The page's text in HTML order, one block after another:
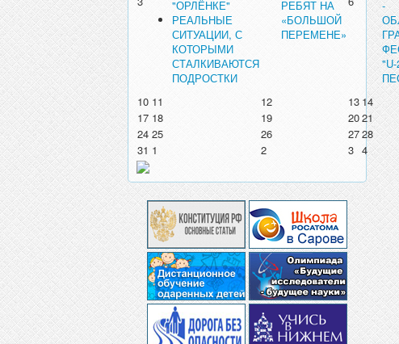
"ОРЛЁНКЕ"
РЕАЛЬНЫЕ
СИТУАЦИИ, С
КОТОРЫМИ
СТАЛКИВАЮТСЯ
ПОДРОСТКИ
РЕБЯТ НА
«БОЛЬШОЙ
ПЕРЕМЕНЕ»
-
10 11 12 13 14
17 18 19 2021
24 25 26 2728
31 1 2 3 4